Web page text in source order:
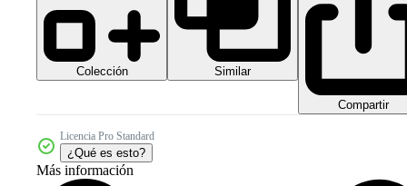
Colección Similar
Compartir
Licencia Pro Standard
¿Qué es esto?
Más información